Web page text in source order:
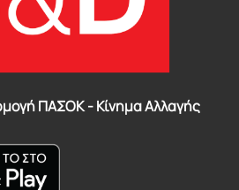
ΠΑΣΟΚ - Κίνημα Αλλαγής